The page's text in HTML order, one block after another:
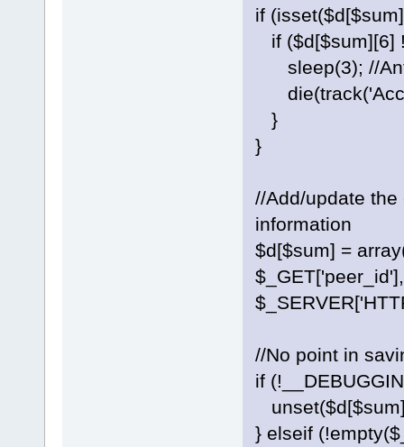
if
if ($d[$sum][6]
sleep(3); //
}
}
//Add/update
information
$d[$sum] =
//No point in
if
} elseif